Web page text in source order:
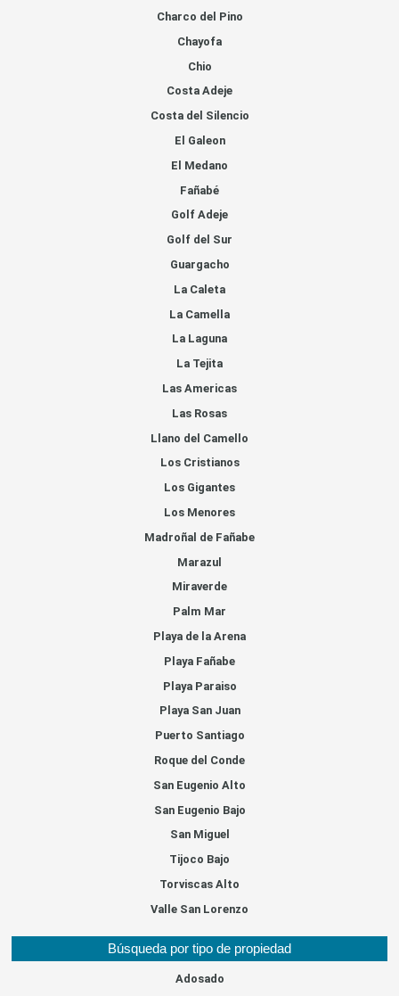
Charco del Pino
Chayofa
Chio
Costa Adeje
Costa del Silencio
El Galeon
El Medano
Fañabé
Golf Adeje
Golf del Sur
Guargacho
La Caleta
La Camella
La Laguna
La Tejita
Las Americas
Las Rosas
Llano del Camello
Los Cristianos
Los Gigantes
Los Menores
Madroñal de Fañabe
Marazul
Miraverde
Palm Mar
Playa de la Arena
Playa Fañabe
Playa Paraiso
Playa San Juan
Puerto Santiago
Roque del Conde
San Eugenio Alto
San Eugenio Bajo
San Miguel
Tijoco Bajo
Torviscas Alto
Valle San Lorenzo
Búsqueda por tipo de propiedad
Adosado